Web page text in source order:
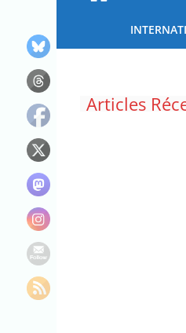
Articles